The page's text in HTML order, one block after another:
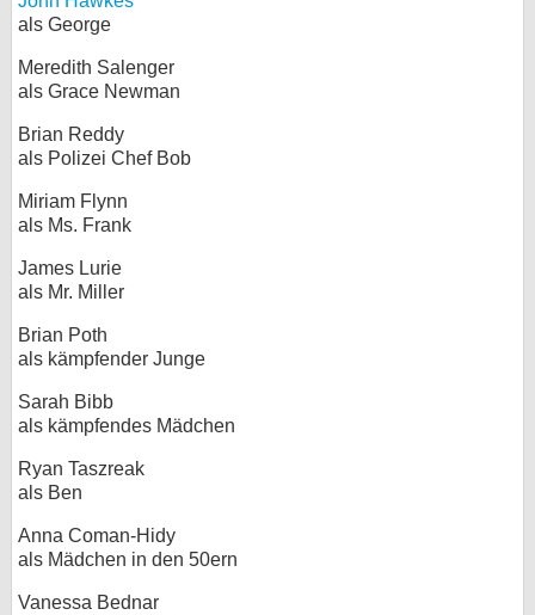
als George
Meredith Salenger
als Grace Newman
Brian Reddy
als Polizei Chef Bob
Miriam Flynn
als Ms. Frank
James Lurie
als Mr. Miller
Brian Poth
als kämpfender Junge
Sarah Bibb
als kämpfendes Mädchen
Ryan Taszreak
als Ben
Anna Coman-Hidy
als Mädchen in den 50ern
Vanessa Bednar